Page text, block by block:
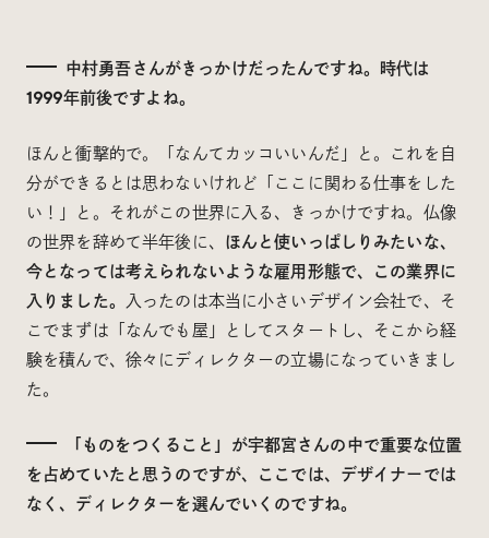
中村勇吾さんがきっかけだったんですね。時代は
1999年前後ですよね。
ほんと衝撃的で。「なんてカッコいいんだ」と。これを自
分ができるとは思わないけれど「ここに関わる仕事をした
い！」と。それがこの世界に入る、きっかけですね。仏像
の世界を辞めて半年後に、 ほんと使いっぱしりみたいな、
今となっては考えられないような雇用形態で、この業界に
入りました。
入ったのは本当に小さいデザイン会社で、そ
こでまずは「なんでも屋」としてスタートし、そこから経
験を積んで、徐々にディレクターの立場になっていきまし
た。
「ものをつくること」が宇都宮さんの中で重要な位置
を占めていたと思うのですが、ここでは、デザイナーでは
なく、ディレクターを選んでいくのですね。